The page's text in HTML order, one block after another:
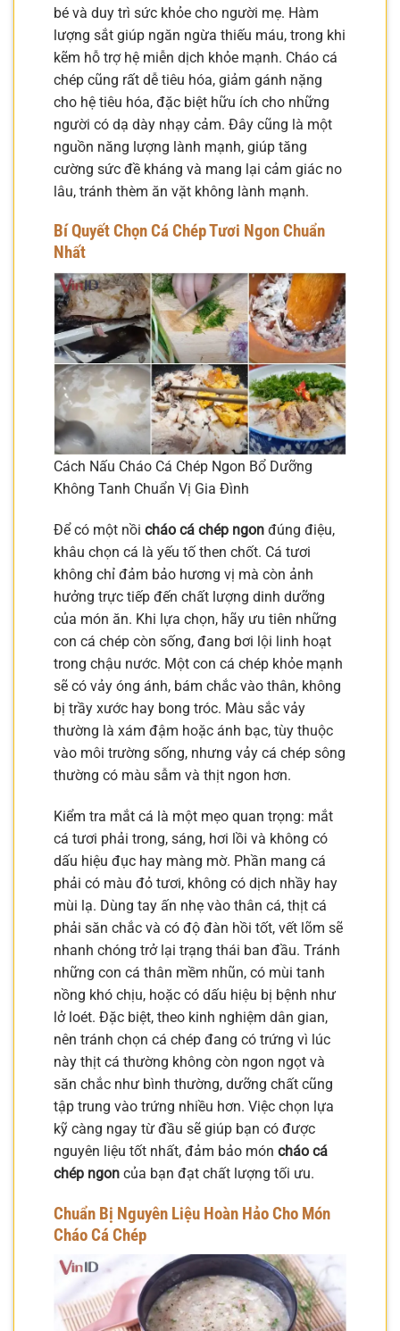
bé và duy trì sức khỏe cho người mẹ. Hàm
lượng sắt giúp ngăn ngừa thiếu máu, trong khi
kẽm hỗ trợ hệ miễn dịch khỏe mạnh. Cháo cá
chép cũng rất dễ tiêu hóa, giảm gánh nặng
cho hệ tiêu hóa, đặc biệt hữu ích cho những
người có dạ dày nhạy cảm. Đây cũng là một
nguồn năng lượng lành mạnh, giúp tăng
cường sức đề kháng và mang lại cảm giác no
lâu, tránh thèm ăn vặt không lành mạnh.
Bí Quyết Chọn Cá Chép Tươi Ngon Chuẩn
Nhất
Cách Nấu Cháo Cá Chép Ngon Bổ Dưỡng
Không Tanh Chuẩn Vị Gia Đình
Để có một nồi cháo cá chép ngon đúng điệu,
khâu chọn cá là yếu tố then chốt. Cá tươi
không chỉ đảm bảo hương vị mà còn ảnh
hưởng trực tiếp đến chất lượng dinh dưỡng
của món ăn. Khi lựa chọn, hãy ưu tiên những
con cá chép còn sống, đang bơi lội linh hoạt
trong chậu nước. Một con cá chép khỏe mạnh
sẽ có vảy óng ánh, bám chắc vào thân, không
bị trầy xước hay bong tróc. Màu sắc vảy
thường là xám đậm hoặc ánh bạc, tùy thuộc
vào môi trường sống, nhưng vảy cá chép sông
thường có màu sẫm và thịt ngon hơn.
Kiểm tra mắt cá là một mẹo quan trọng: mắt
cá tươi phải trong, sáng, hơi lồi và không có
dấu hiệu đục hay màng mờ. Phần mang cá
phải có màu đỏ tươi, không có dịch nhầy hay
mùi lạ. Dùng tay ấn nhẹ vào thân cá, thịt cá
phải săn chắc và có độ đàn hồi tốt, vết lõm sẽ
nhanh chóng trở lại trạng thái ban đầu. Tránh
những con cá thân mềm nhũn, có mùi tanh
nồng khó chịu, hoặc có dấu hiệu bị bệnh như
lở loét. Đặc biệt, theo kinh nghiệm dân gian,
nên tránh chọn cá chép đang có trứng vì lúc
này thịt cá thường không còn ngon ngọt và
săn chắc như bình thường, dưỡng chất cũng
tập trung vào trứng nhiều hơn. Việc chọn lựa
kỹ càng ngay từ đầu sẽ giúp bạn có được
nguyên liệu tốt nhất, đảm bảo món cháo cá
chép ngon của bạn đạt chất lượng tối ưu.
Chuẩn Bị Nguyên Liệu Hoàn Hảo Cho Món
Cháo Cá Chép